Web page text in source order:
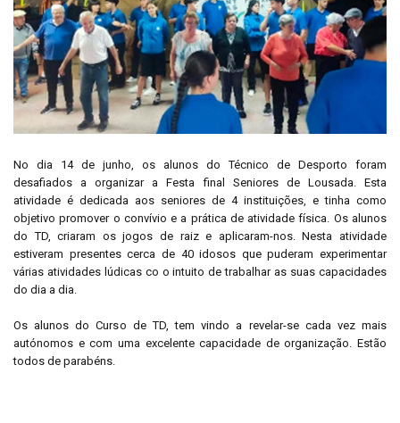
No dia 14 de junho, os alunos do Técnico de Desporto foram
desafiados a organizar a Festa final Seniores de Lousada. Esta
atividade é dedicada aos seniores de 4 instituições, e tinha como
objetivo promover o convívio e a prática de atividade física. Os alunos
do TD, criaram os jogos de raiz e aplicaram-nos. Nesta atividade
estiveram presentes cerca de 40 idosos que puderam experimentar
várias atividades lúdicas co o intuito de trabalhar as suas capacidades
do dia a dia.
Os alunos do Curso de TD, tem vindo a revelar-se cada vez mais
autónomos e com uma excelente capacidade de organização. Estão
todos de parabéns.